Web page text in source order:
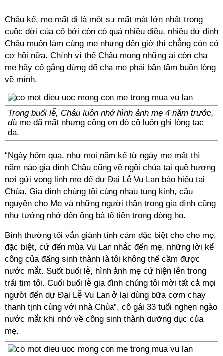
Châu kể, mẹ mất đi là một sự mất mát lớn nhất trong
cuộc đời của cô bởi còn có quá nhiều điều, nhiều dự định
Châu muốn làm cùng mẹ nhưng đến giờ thì chẳng còn có
cơ hội nữa. Chính vì thế Châu mong những ai còn cha
mẹ hãy cố gắng đừng để cha mẹ phải bận tâm buồn lòng
về mình.
Trong buổi lễ, Châu luôn nhớ hình ảnh mẹ 4 năm trước,
dù mẹ đã mất nhưng công ơn đó cô luôn ghi lòng tạc
dạ.
“Ngày hôm qua, như mọi năm kể từ ngày mẹ mất thì
năm nào gia đình Châu cũng về ngôi chùa tại quê hương
nơi gửi vong linh mẹ để dự Đại Lễ Vu Lan báo hiếu tại
Chùa. Gia đình chúng tôi cùng nhau tụng kinh, cầu
nguyện cho Mẹ và những người thân trong gia đình cũng
như tưởng nhớ đến ông bà tổ tiên trong dòng họ.
Bình thường tôi vẫn giành tình cảm đặc biệt cho cho mẹ,
đặc biệt, cứ đến mùa Vu Lan nhắc đến mẹ, những lời kể
công của đấng sinh thành là tôi không thể cầm được
nước mắt. Suốt buổi lễ, hình ảnh mẹ cứ hiện lên trong
trái tim tôi. Cuối buổi lễ gia đình chúng tôi mời tất cả mọi
người đến dự Đại Lễ Vu Lan ở lại dùng bữa cơm chay
thanh tịnh cùng với nhà Chùa”, cô gái 33 tuổi nghẹn ngào
nước mắt khi nhớ về công sinh thành dưỡng dục của
mẹ.